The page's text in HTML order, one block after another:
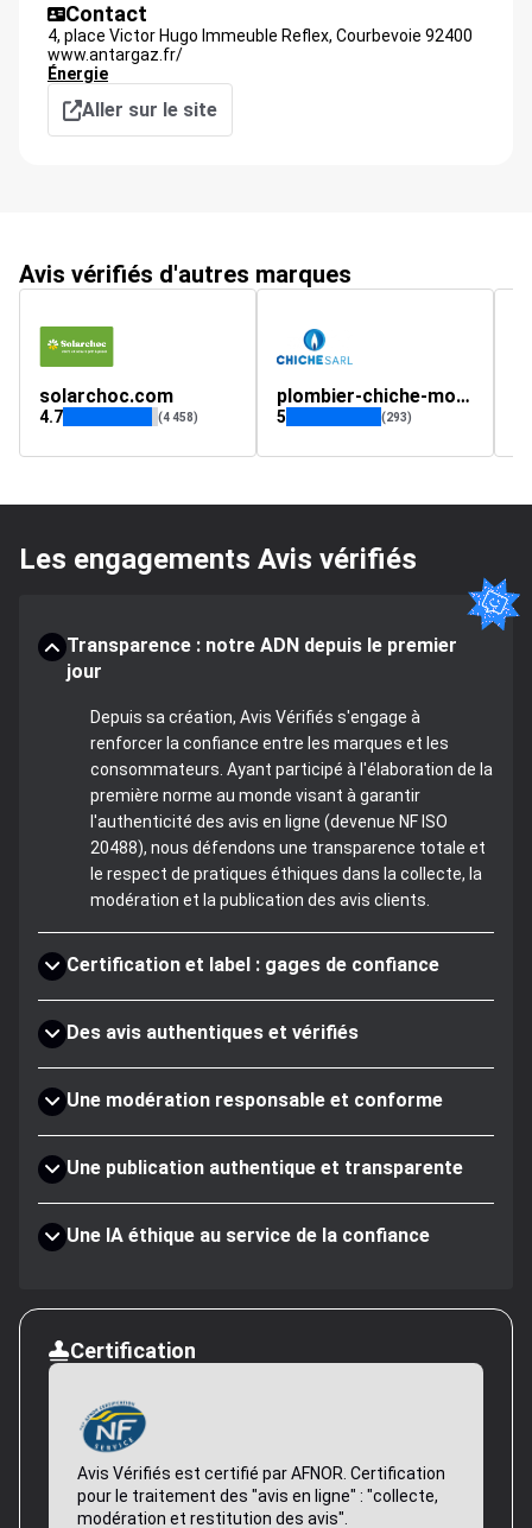
Contact
4, place Victor Hugo Immeuble Reflex, Courbevoie 92400
www.antargaz.fr/
Énergie
Aller sur le site
Avis vérifiés d'autres marques
solarchoc.com
4.7 (4 458)
plombier-chiche-montpellier.fr
5 (293)
Les engagements Avis vérifiés
Transparence : notre ADN depuis le premier
jour
Depuis sa création, Avis Vérifiés s'engage à
renforcer la confiance entre les marques et les
consommateurs. Ayant participé à l'élaboration de la
première norme au monde visant à garantir
l'authenticité des avis en ligne (devenue NF ISO
20488), nous défendons une transparence totale et
le respect de pratiques éthiques dans la collecte, la
modération et la publication des avis clients.
Certification et label : gages de confiance
Des avis authentiques et vérifiés
Une modération responsable et conforme
Une publication authentique et transparente
Une IA éthique au service de la confiance
Certification
Avis Vérifiés est certifié par AFNOR. Certification
pour le traitement des "avis en ligne" : "collecte,
modération et restitution des avis".